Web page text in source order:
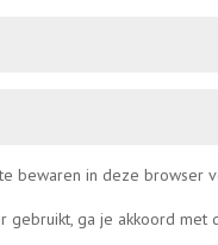
bewaren in deze
gebruikt, ga je akkoord